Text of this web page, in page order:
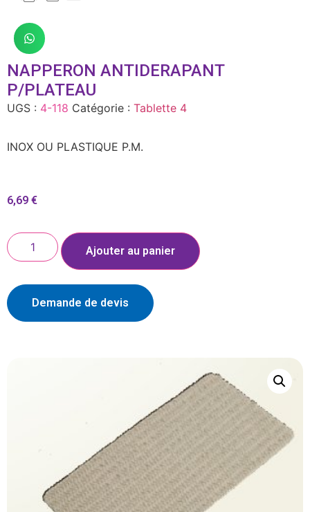
NAPPERON ANTIDERAPANT
P/PLATEAU
UGS : 4-118 Catégorie : Tablette 4
INOX OU PLASTIQUE P.M.
6,69 €
Ajouter au panier
Demande de devis